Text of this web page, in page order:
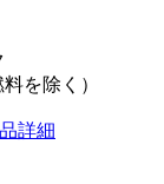
を除く）
詳細